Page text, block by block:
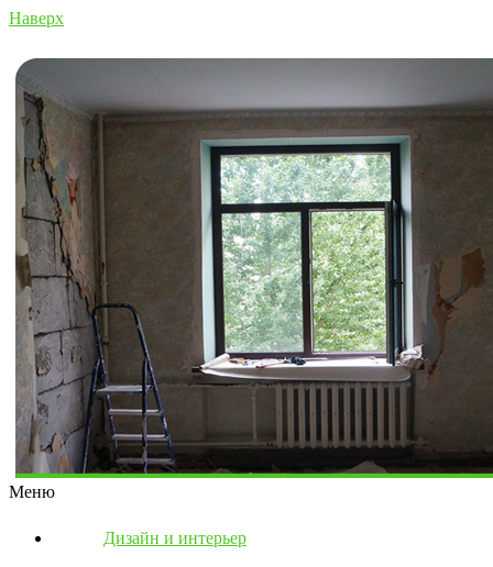
Наверх
Меню
Дизайн и интерьер